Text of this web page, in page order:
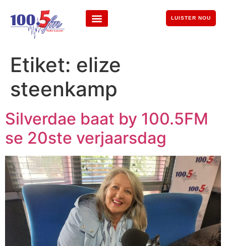
LUISTER NOU
Etiket: elize
steenkamp
Silverdae baat by 100.5FM
se 20ste verjaarsdag